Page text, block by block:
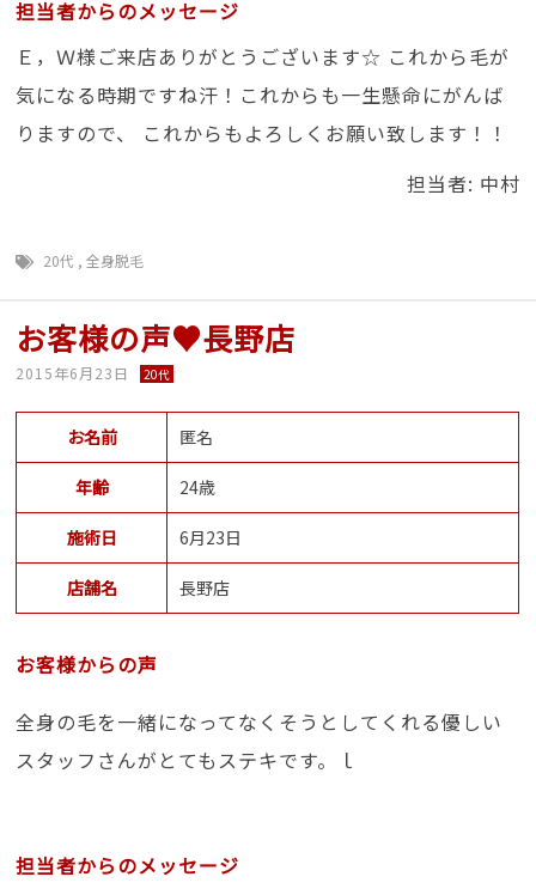
担当者からのメッセージ
Ｅ，Ｗ様ご来店ありがとうございます☆ これから毛が
気になる時期ですね汗！これからも一生懸命にがんば
りますので、 これからもよろしくお願い致します！！
担当者: 中村
20代 ,全身脱毛
お客様の声♥長野店
2015年6月23日 20代
お名前 匿名
年齢 24歳
施術日 6月23日
店舗名 長野店
お客様からの声
全身の毛を一緒になってなくそうとしてくれる優しい
スタッフさんがとてもステキです。ｌ
担当者からのメッセージ